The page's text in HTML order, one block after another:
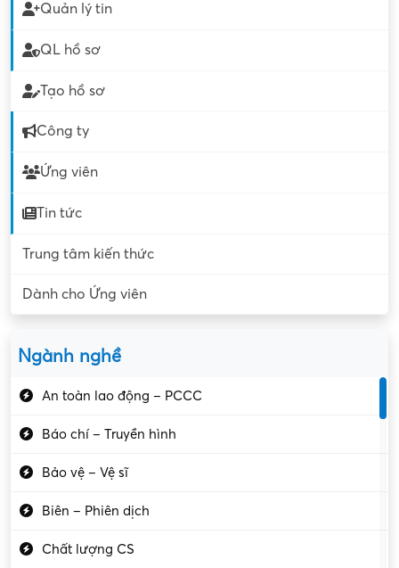
Quản lý tin
QL hồ sơ
Tạo hồ sơ
Công ty
Ứng viên
Tin tức
Trung tâm kiến thức
Dành cho Ứng viên
Ngành nghề
An toàn lao động – PCCC
Báo chí – Truyền hình
Bảo vệ – Vệ sĩ
Biên – Phiên dịch
Chất lượng CS